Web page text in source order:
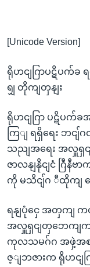
[Unicode Version]
ရိုဟငျဂြာပဋိပက်ခ
ရျှ တိုကျတှနျး
ရိုဟငျဂြာ ပဋိပက်ခ
ကြျ ရရှိရေး ဘငျ်ဂ
သညျအရေး အလှူရှင
ဇာလနျနိုငျငံ ဂြီနီဗ
ကို မသိငျ်ဂ ီထိုကျ ပွ
ရနျပုံငှေ အတှကျ
အလှူရှငျတှဘေကျက
ကုလသမဂ်ဂ အဖှဲ့အစည
ဇ့ျဘဇားက ရိုဟင